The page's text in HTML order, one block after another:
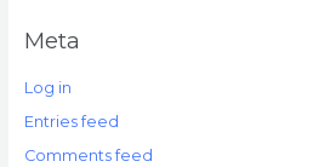
Meta
Log in
Entries feed
Comments feed